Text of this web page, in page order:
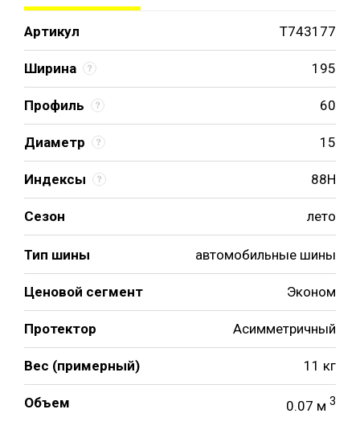
Артикул T743177
Ширина 195
Профиль 60
Диаметр 15
Индексы 88H
Сезон лето
Тип шины автомобильные шины
Ценовой сегмент Эконом
Протектор Асимметричный
Вес (примерный) 11 кг
Объем 0.07 м 3